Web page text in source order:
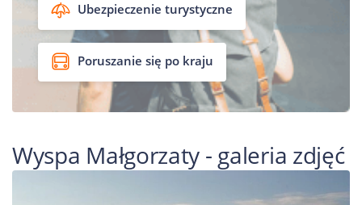
Ubezpieczenie turystyczne
Poruszanie się po kraju
Wyspa Małgorzaty - galeria zdjęć